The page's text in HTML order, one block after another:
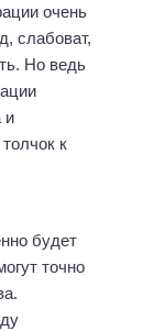
очень
слабоват,
Но ведь
и
к
будет
точно